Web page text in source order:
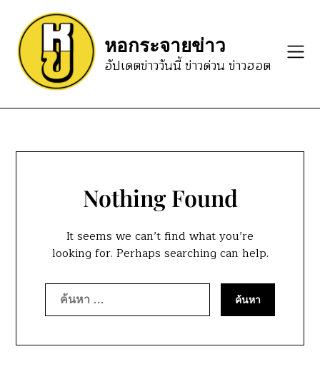
content
หอกระจายข่าว
อัปเดตข่าววันนี้ ข่าวด่วน ข่าวฮอต
Nothing Found
It seems we can’t find what you’re
looking for. Perhaps searching can help.
ค้นหา
สำหรับ: